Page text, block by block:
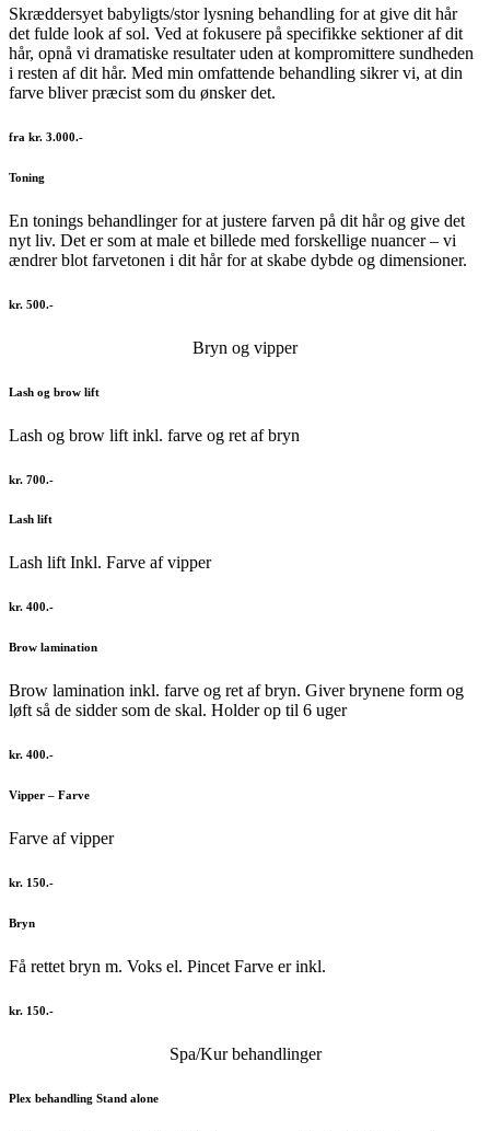
Skræddersyet babyligts/stor lysning behandling for at give dit hår
det fulde look af sol. Ved at fokusere på specifikke sektioner af dit
hår, opnå vi dramatiske resultater uden at kompromittere sundheden
i resten af dit hår. Med min omfattende behandling sikrer vi, at din
farve bliver præcist som du ønsker det.
fra kr. 3.000.-
Toning
En tonings behandlinger for at justere farven på dit hår og give det
nyt liv. Det er som at male et billede med forskellige nuancer – vi
ændrer blot farvetonen i dit hår for at skabe dybde og dimensioner.
kr. 500.-
Bryn og vipper
Lash og brow lift
Lash og brow lift inkl. farve og ret af bryn
kr. 700.-
Lash lift
Lash lift Inkl. Farve af vipper
kr. 400.-
Brow lamination
Brow lamination inkl. farve og ret af bryn. Giver brynene form og
løft så de sidder som de skal. Holder op til 6 uger
kr. 400.-
Vipper – Farve
Farve af vipper
kr. 150.-
Bryn
Få rettet bryn m. Voks el. Pincet Farve er inkl.
kr. 150.-
Spa/Kur behandlinger
Plex behandling Stand alone